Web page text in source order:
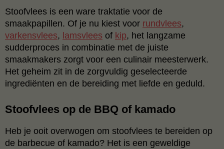
Stoofvlees is een ware traktatie voor de
smaakpapillen. Of je nu kiest voor rundvlees,
varkensvlees, lamsvlees of kip, het langzame
sudderproces in combinatie met de juiste
smaakmakers zorgt voor een culinair meesterwerk.
Het geheim zit in de zorgvuldig geselecteerde
ingrediënten en de bereiding met liefde en geduld.
Stoofvlees op de BBQ of kamado
Heb je ooit overwogen om stoofvlees te bereiden op
de barbecue of kamado? Het is een geweldige